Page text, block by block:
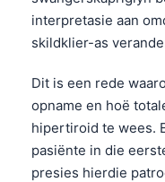
interpretasie aan
skildklier-as
Dit is een rede
opname en hoë
hipertiroid te wees.
pasiënte in die
presies hierdie
Hrvatski
پښتو
سنڌي
සිංහල